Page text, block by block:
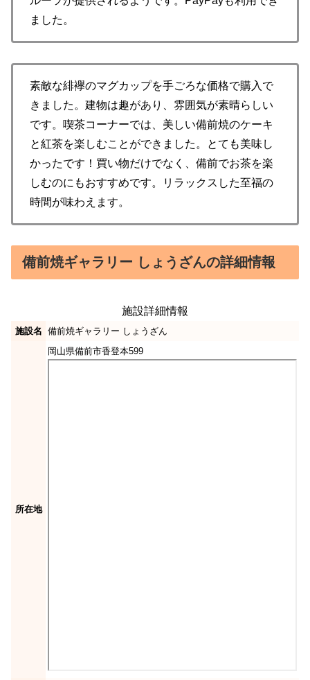
ました。
素敵な緋襷のマグカップを手ごろな価格で購入で
きました。建物は趣があり、雰囲気が素晴らしい
です。喫茶コーナーでは、美しい備前焼のケーキ
と紅茶を楽しむことができました。とても美味し
かったです！買い物だけでなく、備前でお茶を楽
しむのにもおすすめです。リラックスした至福の
時間が味わえます。
備前焼ギャラリー しょうざんの詳細情報
施設詳細情報
施設名 備前焼ギャラリー しょうざん
所在地
岡山県備前市香登本599